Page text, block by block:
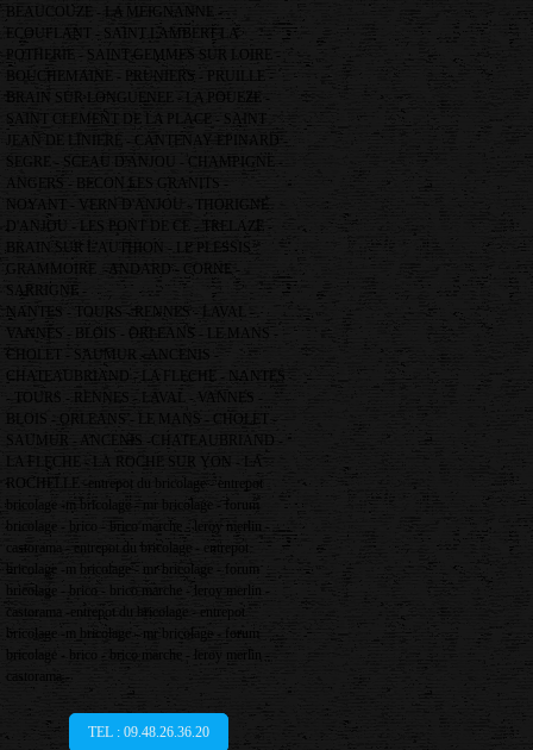
BEAUCOUZE - LA MEIGNANNE -
ECOUFLANT - SAINT LAMBERT LA
POTHERIE - SAINT GEMMES SUR LOIRE -
BOUCHEMAINE - PRUNIERS - PRUILLE -
BRAIN SUR LONGUENEE - LA POUEZE -
SAINT CLEMENT DE LA PLACE - SAINT
JEAN DE LINIERE - CANTENAY EPINARD -
SEGRE - SCEAU D'ANJOU - CHAMPIGNE -
ANGERS - BECON LES GRANITS -
NOYANT - VERN D'ANJOU - THORIGNE
D'ANJOU - LES PONT DE CE - TRELAZE -
BRAIN SUR L'AUTHION - LE PLESSIS
GRAMMOIRE -ANDARD - CORNE -
SARRIGNE -
NANTES - TOURS - RENNES - LAVAL -
VANNES - BLOIS - ORLEANS - LE MANS -
CHOLET - SAUMUR - ANCENIS -
CHATEAUBRIAND - LA FLECHE - NANTES
- TOURS - RENNES - LAVAL - VANNES -
BLOIS - ORLEANS - LE MANS - CHOLET -
SAUMUR - ANCENIS -CHATEAUBRIAND -
LA FLECHE - LA ROCHE SUR YON - LA
ROCHELLE -entrepot du bricolage - entrepot
bricolage -m bricolage - mr bricolage - forum
bricolage - brico - brico marche - leroy merlin -
castorama - entrepot du bricolage - entrepot
bricolage -m bricolage - mr bricolage - forum
bricolage - brico - brico marche - leroy merlin -
castorama -entrepot du bricolage - entrepot
bricolage -m bricolage - mr bricolage - forum
TEL : 09.48.26.36.20